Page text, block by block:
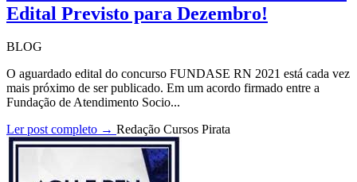
Edital Previsto para Dezembro!
BLOG
O aguardado edital do concurso FUNDASE RN 2021 está cada vez
mais próximo de ser publicado. Em um acordo firmado entre a
Fundação de Atendimento Socio...
Ler post completo → Redação Cursos Pirata